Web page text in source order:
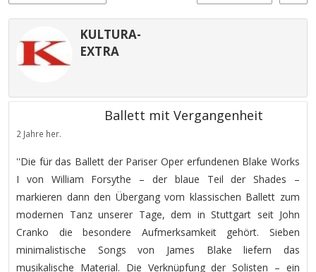
KULTURA-
EXTRA
Ballett mit Vergangenheit
2 Jahre her.
''Die für das Ballett der Pariser Oper erfundenen Blake Works
I von William Forsythe – der blaue Teil der Shades –
markieren dann den Übergang vom klassischen Ballett zum
modernen Tanz unserer Tage, dem in Stuttgart seit John
Cranko die besondere Aufmerksamkeit gehört. Sieben
minimalistische Songs von James Blake liefern das
musikalische Material. Die Verknüpfung der Solisten – ein